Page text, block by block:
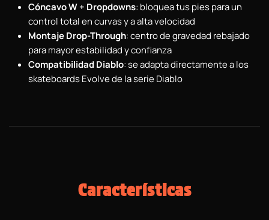
Cóncavo W + Dropdowns: bloquea tus pies para un
control total en curvas y a alta velocidad
Montaje Drop-Through: centro de gravedad rebajado
para mayor estabilidad y confianza
Compatibilidad Diablo: se adapta directamente a los
skateboards Evolve de la serie Diablo
Características